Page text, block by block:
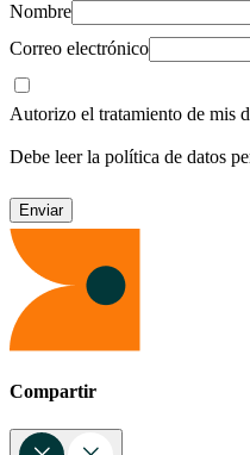
Nombre
Correo electrónico
Autorizo el tratamiento de mis
Debe leer la política de datos
Compartir